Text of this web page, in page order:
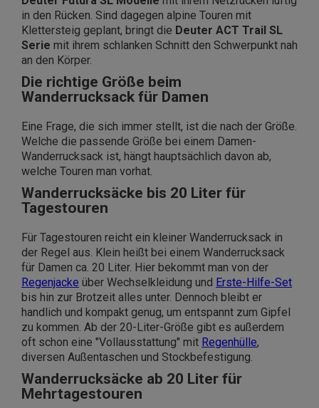
in den Rücken. Sind dagegen alpine Touren mit
Klettersteig geplant, bringt die Deuter ACT Trail SL
Serie mit ihrem schlanken Schnitt den Schwerpunkt nah
an den Körper.
Die richtige Größe beim
Wanderrucksack für Damen
Eine Frage, die sich immer stellt, ist die nach der Größe.
Welche die passende Größe bei einem Damen-
Wanderrucksack ist, hängt hauptsächlich davon ab,
welche Touren man vorhat.
Wanderrucksäcke bis 20 Liter für
Tagestouren
Für Tagestouren reicht ein kleiner Wanderrucksack in
der Regel aus. Klein heißt bei einem Wanderrucksack
für Damen ca. 20 Liter. Hier bekommt man von der
Regenjacke über Wechselkleidung und Erste-Hilfe-Set
bis hin zur Brotzeit alles unter. Dennoch bleibt er
handlich und kompakt genug, um entspannt zum Gipfel
zu kommen. Ab der 20-Liter-Größe gibt es außerdem
oft schon eine "Vollausstattung" mit Regenhülle,
diversen Außentaschen und Stockbefestigung.
Wanderrucksäcke ab 20 Liter für
Mehrtagestouren